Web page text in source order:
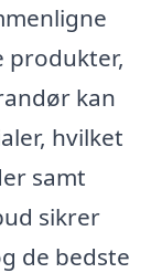
produkter,
kan
hvilket
samt
sikrer
de bedste